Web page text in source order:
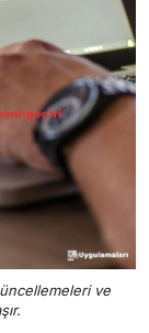
ve